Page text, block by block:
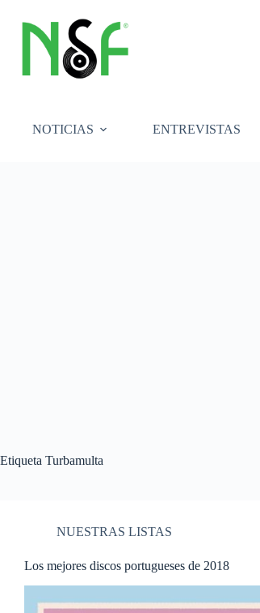
contenido
NOTICIAS ENTREVISTAS
Etiqueta Turbamulta
NUESTRAS LISTAS
Los mejores discos portugueses de 2018